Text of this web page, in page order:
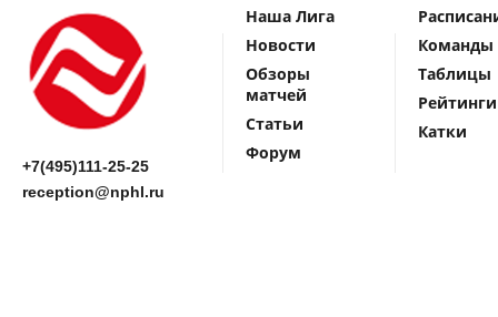
+7(495)111-25-25
reception@nphl.ru
Наша Лига
Новости
Обзоры
матчей
Статьи
Форум
Команды
Таблицы
Рейтинги
Катки